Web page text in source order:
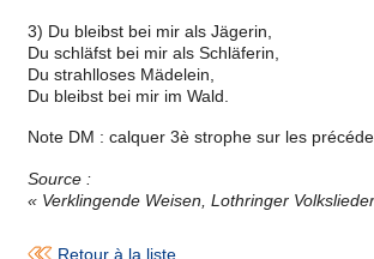
3) Du bleibst bei mir als Jägerin,
Du schläfst bei mir als Schläferin,
Du strahlloses Mädelein,
Du bleibst bei mir im Wald.
Note DM : calquer 3è strophe sur les
Source :
« Verklingende Weisen, Lothringer
Retour à la liste